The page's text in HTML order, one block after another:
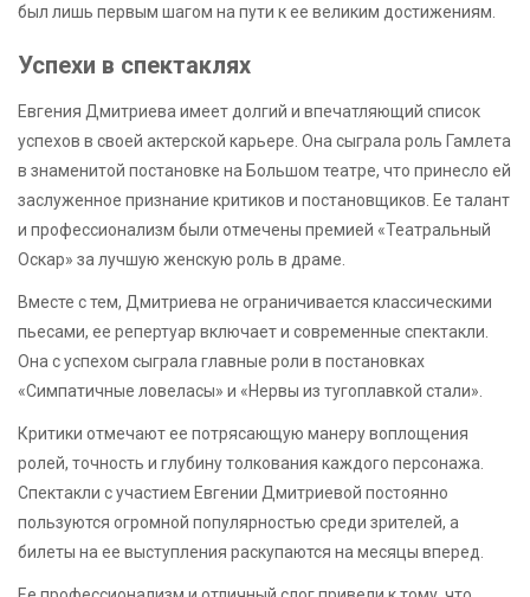
был лишь первым шагом на пути к ее великим достижениям.
Успехи в спектаклях
Евгения Дмитриева имеет долгий и впечатляющий список
успехов в своей актерской карьере. Она сыграла роль Гамлета
в знаменитой постановке на Большом театре, что принесло ей
заслуженное признание критиков и постановщиков. Ее талант
и профессионализм были отмечены премией «Театральный
Оскар» за лучшую женскую роль в драме.
Вместе с тем, Дмитриева не ограничивается классическими
пьесами, ее репертуар включает и современные спектакли.
Она с успехом сыграла главные роли в постановках
«Симпатичные ловеласы» и «Нервы из тугоплавкой стали».
Критики отмечают ее потрясающую манеру воплощения
ролей, точность и глубину толкования каждого персонажа.
Спектакли с участием Евгении Дмитриевой постоянно
пользуются огромной популярностью среди зрителей, а
билеты на ее выступления раскупаются на месяцы вперед.